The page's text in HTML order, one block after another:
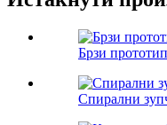
Брзи
Спирални